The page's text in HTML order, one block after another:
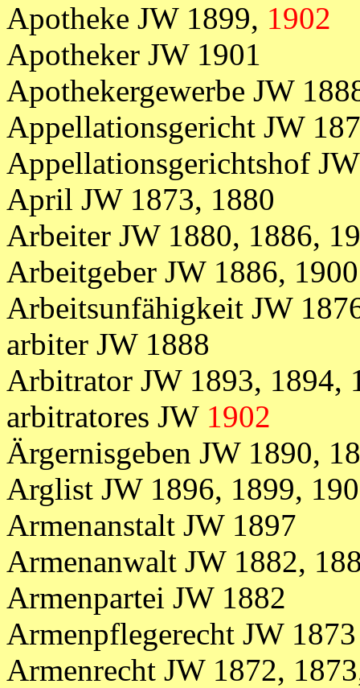
Apotheke JW 1899, 1902
Apotheker JW 1901
Apothekergewerbe JW
Appellationsgericht JW
Appellationsgerichtshof
April JW 1873, 1880
Arbeiter JW 1880, 1886,
Arbeitgeber JW 1886, 1900
Arbeitsunfähigkeit JW
arbiter JW 1888
Arbitrator JW 1893, 1894,
arbitratores JW 1902
Ärgernisgeben JW 1890,
Arglist JW 1896, 1899,
Armenanstalt JW 1897
Armenanwalt JW 1882,
Armenpartei JW 1882
Armenpflegerecht JW 1873
Armenrecht JW 1872,